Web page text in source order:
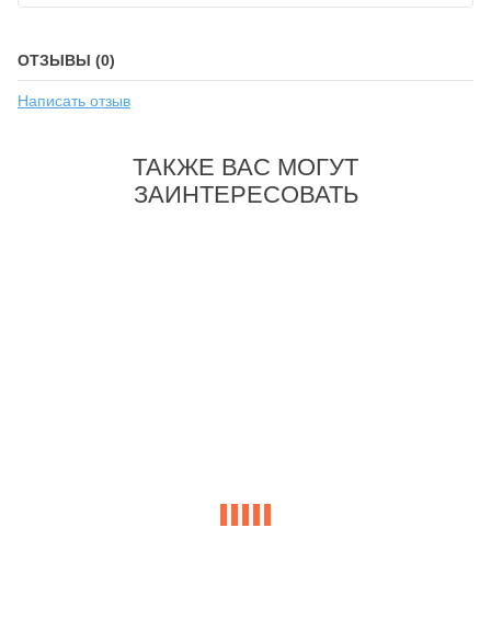
ОТЗЫВЫ (0)
Написать отзыв
ТАКЖЕ ВАС МОГУТ
ЗАИНТЕРЕСОВАТЬ